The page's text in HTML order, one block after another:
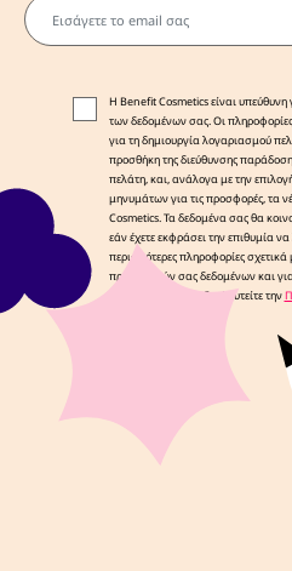
Η Benefit Cosmetics είναι υπεύθυνη
των δεδομένων σας. Οι
για τη δημιουργία λογαριασμού
προσθήκη της διεύθυνσης
πελάτη, και, ανάλογα με την
μηνυμάτων για τις προσφορές, τα
Cosmetics. Τα δεδομένα σας θα
εάν έχετε εκφράσει την επιθυμία
περισσότερες πληροφορίες σχετικά
προσωπικών σας δεδομένων και
παρακαλούμε συμβουλευτείτε την